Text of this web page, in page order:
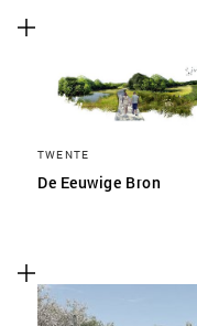
TWENTE
De Eeuwige Bron